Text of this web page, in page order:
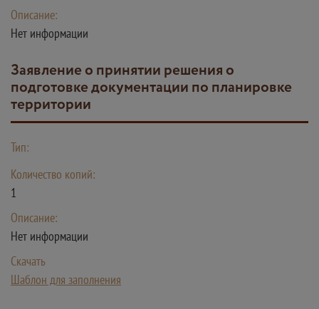
Описание:
Нет информации
Заявление о принятии решения о
подготовке документации по планировке
территории
Тип:
Количество копий:
1
Описание:
Нет информации
Скачать
Шаблон для заполнения